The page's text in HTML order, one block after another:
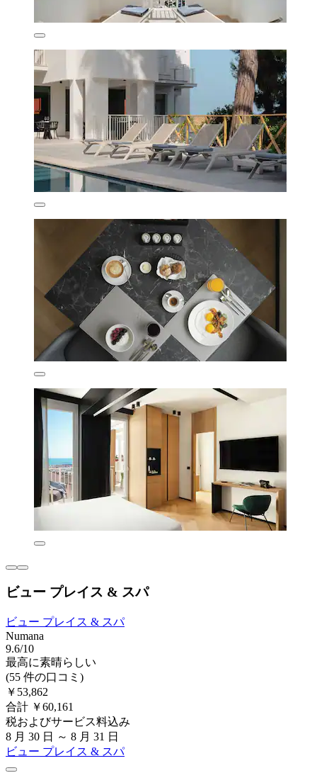
ビュー プレイス & スパ
ビュー プレイス & スパ
Numana
9.6/10
最高に素晴らしい
(55 件の口コミ)
￥53,862
合計 ￥60,161
税およびサービス料込み
8 月 30 日 ～ 8 月 31 日
ビュー プレイス & スパ